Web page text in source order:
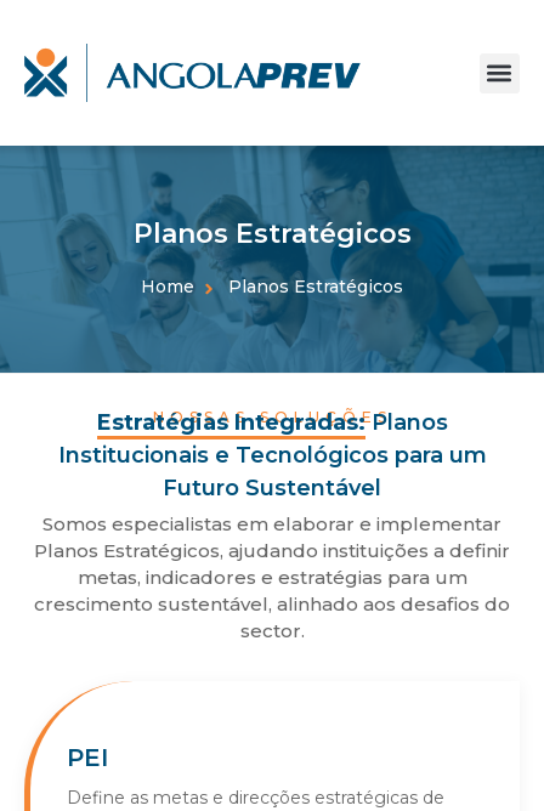
Planos Estratégicos
Home Planos Estratégicos
NOSSAS SOLUÇÕES
Estratégias Integradas:Planos
Institucionais e Tecnológicos para um
Futuro Sustentável
Somos especialistas em elaborar e implementar
Planos Estratégicos, ajudando instituições a definir
metas, indicadores e estratégias para um
crescimento sustentável, alinhado aos desafios do
sector.
PEI
Define as metas e direcções estratégicas de